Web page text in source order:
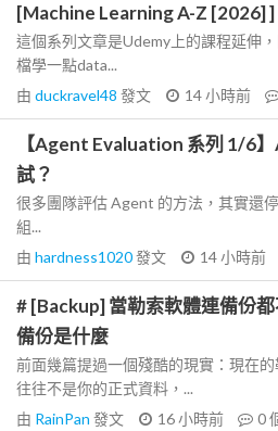
[Machine Learning A-Z [2026] ]
這個系列文章是Udemy上的課程延伸
檔學一點data...
由 duckravel48 發文 14 小時前
【Agent Evaluation 系列 1/6
試？
很多團隊評估 Agent 的方法，其實還
組...
由 hardness1020發文 14 小時前
# [Backup] 當勒索軟體連備份
備份是什麼
前面幾篇提過一個殘酷的現實：現在
往往不是你的正式資料，...
由 RainPan 發文 16 小時前 0